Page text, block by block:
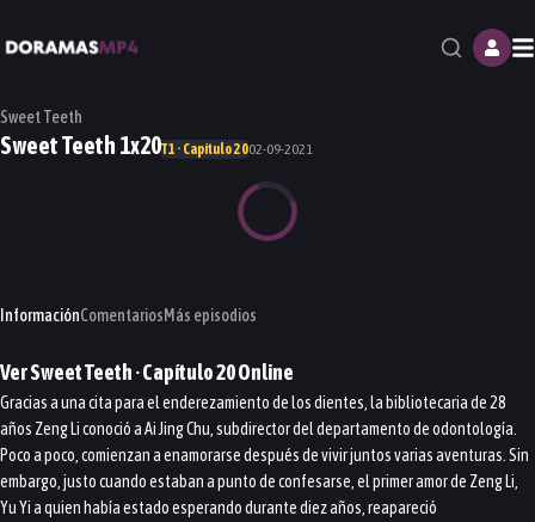
Sweet Teeth
Sweet Teeth 1x20T1 · Capítulo 2002-09-2021
InformaciónComentariosMás episodios
VerSweet Teeth· Capítulo20Online
Gracias a una cita para el enderezamiento de los dientes, la bibliotecaria de 28
años Zeng Li conoció a Ai Jing Chu, subdirector del departamento de odontología.
Poco a poco, comienzan a enamorarse después de vivir juntos varias aventuras. Sin
embargo, justo cuando estaban a punto de confesarse, el primer amor de Zeng Li,
Yu Yi a quien había estado esperando durante diez años, reapareció